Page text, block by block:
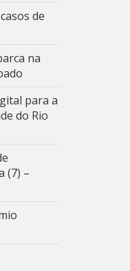
de
na
para a
do Rio
(7) –